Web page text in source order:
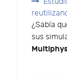
¿Sabía
sus